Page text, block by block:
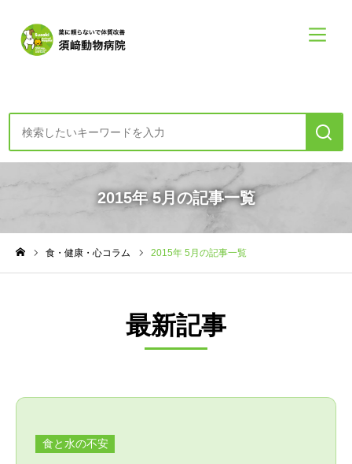
診療案内・申し込み
初めての方へー診療の方針
食・健康・心コラム
須崎動物病院について
獣医師紹介
2015年 5月の記事一覧
食・健康・心コラム 2015年 5月の記事一覧
最新記事
食と水の不安